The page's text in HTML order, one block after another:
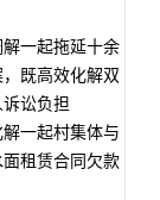
一起拖延十余
既高效化解双
讼负担
一起村集体与
租赁合同欠款